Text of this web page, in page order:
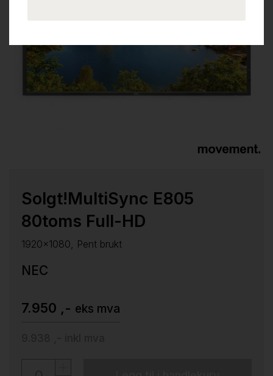
Solgt!MultiSync E805
80toms Full-HD
1920x1080, Pent brukt
NEC
7.950 ,- eks mva